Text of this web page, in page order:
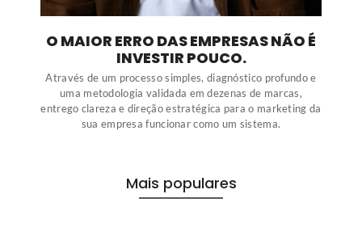
O MAIOR ERRO DAS EMPRESAS NÃO É
INVESTIR POUCO.
Através de um processo simples, diagnóstico profundo e
uma metodologia validada em dezenas de marcas,
entrego clareza e direção estratégica para o marketing da
sua empresa funcionar como um sistema.
Mais populares